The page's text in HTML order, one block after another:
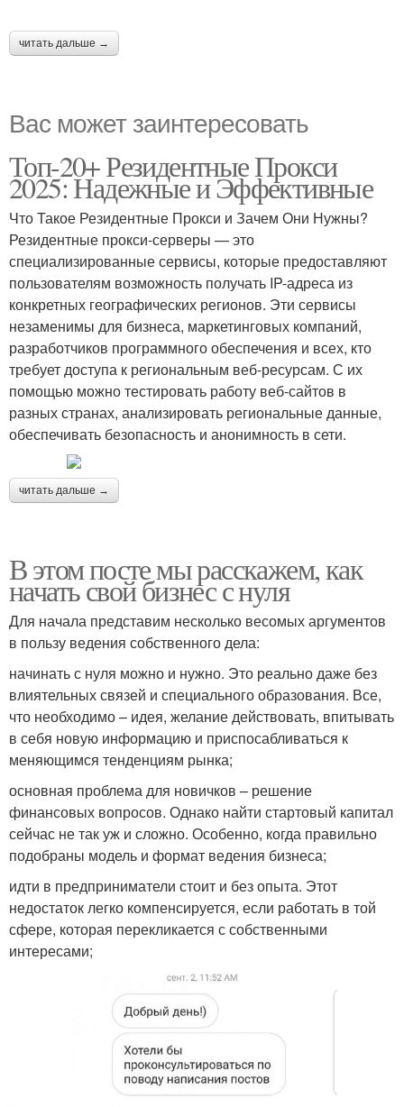
читать дальше →
Вас может заинтересовать
Топ-20+ Резидентные Прокси
2025: Надежные и Эффективные
Что Такое Резидентные Прокси и Зачем Они Нужны?
Резидентные прокси-серверы — это
специализированные сервисы, которые предоставляют
пользователям возможность получать IP-адреса из
конкретных географических регионов. Эти сервисы
незаменимы для бизнеса, маркетинговых компаний,
разработчиков программного обеспечения и всех, кто
требует доступа к региональным веб-ресурсам. С их
помощью можно тестировать работу веб-сайтов в
разных странах, анализировать региональные данные,
обеспечивать безопасность и анонимность в сети.
читать дальше →
В этом посте мы расскажем, как
начать свой бизнес с нуля
Для начала представим несколько весомых аргументов
в пользу ведения собственного дела:
начинать с нуля можно и нужно. Это реально даже без
влиятельных связей и специального образования. Все,
что необходимо – идея, желание действовать, впитывать
в себя новую информацию и приспосабливаться к
меняющимся тенденциям рынка;
основная проблема для новичков – решение
финансовых вопросов. Однако найти стартовый капитал
сейчас не так уж и сложно. Особенно, когда правильно
подобраны модель и формат ведения бизнеса;
идти в предприниматели стоит и без опыта. Этот
недостаток легко компенсируется, если работать в той
сфере, которая перекликается с собственными
интересами;